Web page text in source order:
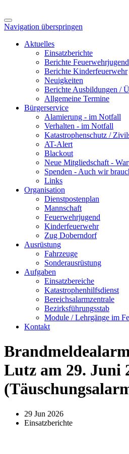
Navigation überspringen
Aktuelles
Einsatzberichte
Berichte Feuerwehrjugend
Berichte Kinderfeuerwehr
Neuigkeiten
Berichte Ausbildungen /
Allgemeine Termine
Bürgerservice
Alamierung - im Notfall
Verhalten - im Notfall
Katastrophenschutz /
AT-Alert
Blackout
Neue Mitgliedschaft -
Spenden - Auch wir
Links
Organisation
Dienstpostenplan
Mannschaft
Feuerwehrjugend
Kinderfeuerwehr
Zug Doberndorf
Ausrüstung
Fahrzeuge
Sonderausrüstung
Aufgaben
Einsatzbereiche
Katastrophenhilfsdienst
Bereichsalarmzentrale
Bezirksführungsstab
Module / Lehrgänge im
Kontakt
Lutz am 29. Juni
29 Jun 2026
Einsatzberichte